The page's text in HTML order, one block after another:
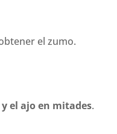
el zumo.
el ajo en mitades.